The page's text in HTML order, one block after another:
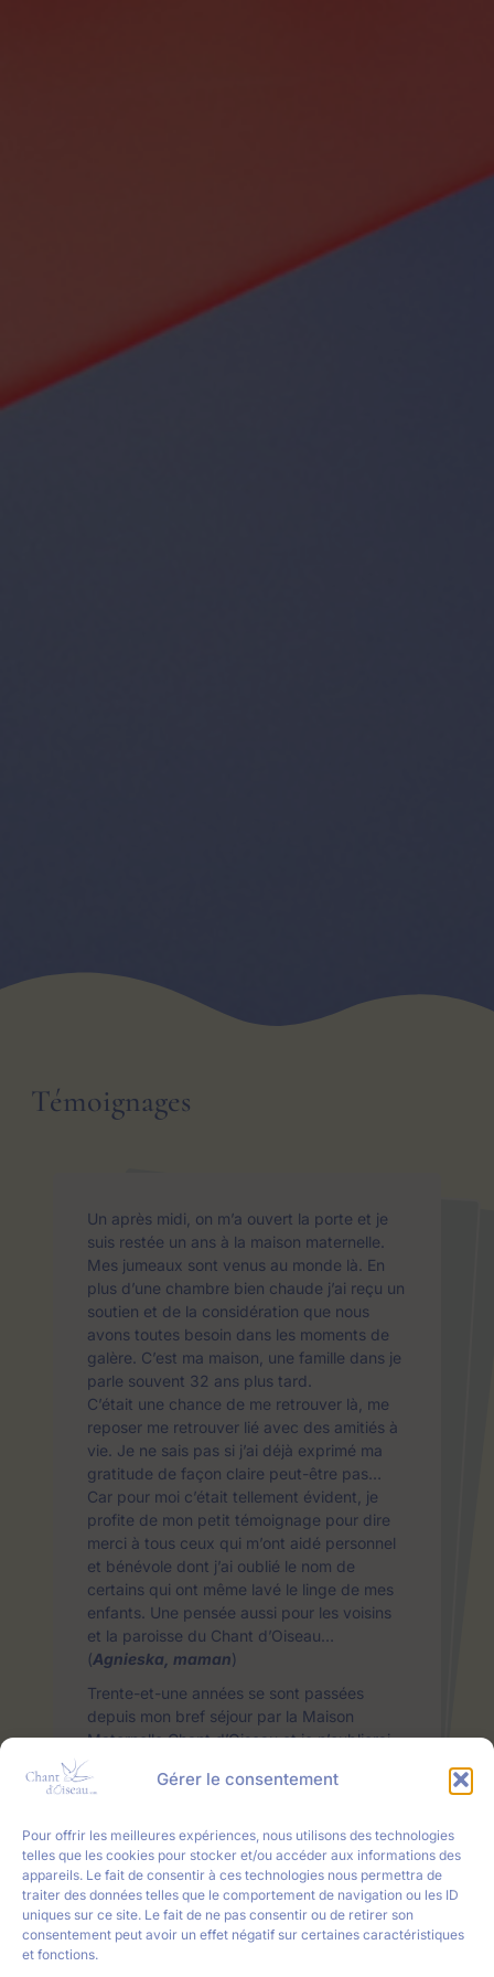
Gérer le consentement
Pour offrir les meilleures expériences, nous utilisons des technologies
telles que les cookies pour stocker et/ou accéder aux informations des
appareils. Le fait de consentir à ces technologies nous permettra de
traiter des données telles que le comportement de navigation ou les ID
uniques sur ce site. Le fait de ne pas consentir ou de retirer son
consentement peut avoir un effet négatif sur certaines caractéristiques
et fonctions.
Témoignages
Un après midi, on m’a ouvert la porte et je
suis restée un ans à la maison maternelle.
Mes jumeaux sont venus au monde là. En
plus d’une chambre bien chaude j’ai reçu un
soutien et de la considération que nous
avons toutes besoin dans les moments de
galère. C’est ma maison, une famille dans je
parle souvent 32 ans plus tard.
C’était une chance de me retrouver là, me
reposer me retrouver lié avec des amitiés à
vie. Je ne sais pas si j’ai déjà exprimé ma
gratitude de façon claire peut-être pas…
Car pour moi c’était tellement évident, je
profite de mon petit témoignage pour dire
merci à tous ceux qui m’ont aidé personnel
et bénévole dont j’ai oublié le nom de
certains qui ont même lavé le linge de mes
enfants. Une pensée aussi pour les voisins
et la paroisse du Chant d’Oiseau…
(Agnieska, maman)
Trente-et-une années se sont passées
depuis mon bref séjour par la Maison
Maternelle Chant d’Oiseau et je n’oublierai
jamais cette maison pleine de gens
serviables, pleine de solidarité et pleine
Toutes ces personnes m’ont aidée à m’en
sortir en tant que maman étrangère et en
difficultés. J’ai bien connu sa fondatrice,
Mme Odette Verdickt, à qui je rends
hommage, Magda Baert qui travaillait dans
l’administratif ainsi que leur famille. Elles